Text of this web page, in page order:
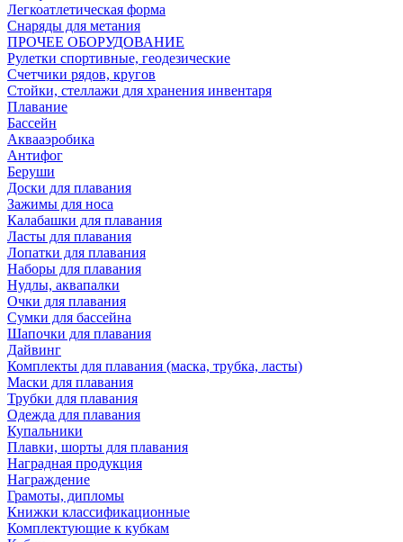
Легкоатлетическая форма
Снаряды для метания
ПРОЧЕЕ ОБОРУДОВАНИЕ
Рулетки спортивные, геодезические
Счетчики рядов, кругов
Стойки, стеллажи для хранения инвентаря
Плавание
Бассейн
Аквааэробика
Антифог
Беруши
Доски для плавания
Зажимы для носа
Калабашки для плавания
Ласты для плавания
Лопатки для плавания
Наборы для плавания
Нудлы, аквапалки
Очки для плавания
Сумки для бассейна
Шапочки для плавания
Дайвинг
Комплекты для плавания (маска, трубка, ласты)
Маски для плавания
Трубки для плавания
Одежда для плавания
Купальники
Плавки, шорты для плавания
Наградная продукция
Награждение
Грамоты, дипломы
Книжки классификационные
Комплектующие к кубкам